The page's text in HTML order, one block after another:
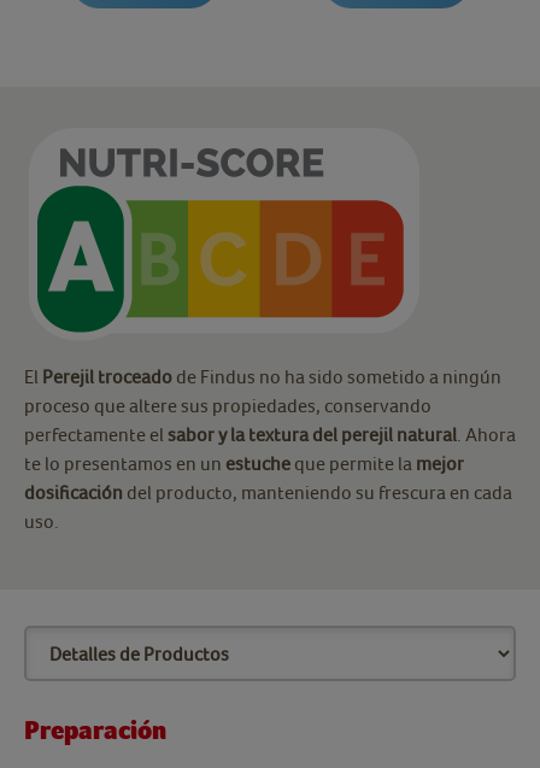
El Perejil troceado de Findus no ha sido sometido a ningún
proceso que altere sus propiedades, conservando
perfectamente el sabor y la textura del perejil natural . Ahora
te lo presentamos en un estuche que permite la mejor
dosificación del producto, manteniendo su frescura en cada
uso.
Preparación